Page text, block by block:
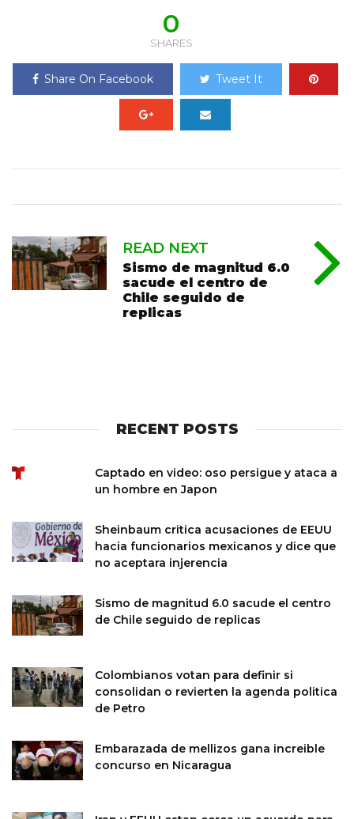
0
SHARES
Share On Facebook Tweet It
READ NEXT
Sismo de magnitud 6.0
sacude el centro de
Chile seguido de
replicas
RECENT POSTS
Captado en video: oso persigue y ataca a
un hombre en Japon
Sheinbaum critica acusaciones de EEUU
hacia funcionarios mexicanos y dice que
no aceptara injerencia
Sismo de magnitud 6.0 sacude el centro
de Chile seguido de replicas
Colombianos votan para definir si
consolidan o revierten la agenda politica
de Petro
Embarazada de mellizos gana increible
concurso en Nicaragua